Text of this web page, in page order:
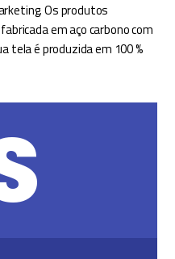
Os produtos
em aço carbono com
tela é produzida em 100 %